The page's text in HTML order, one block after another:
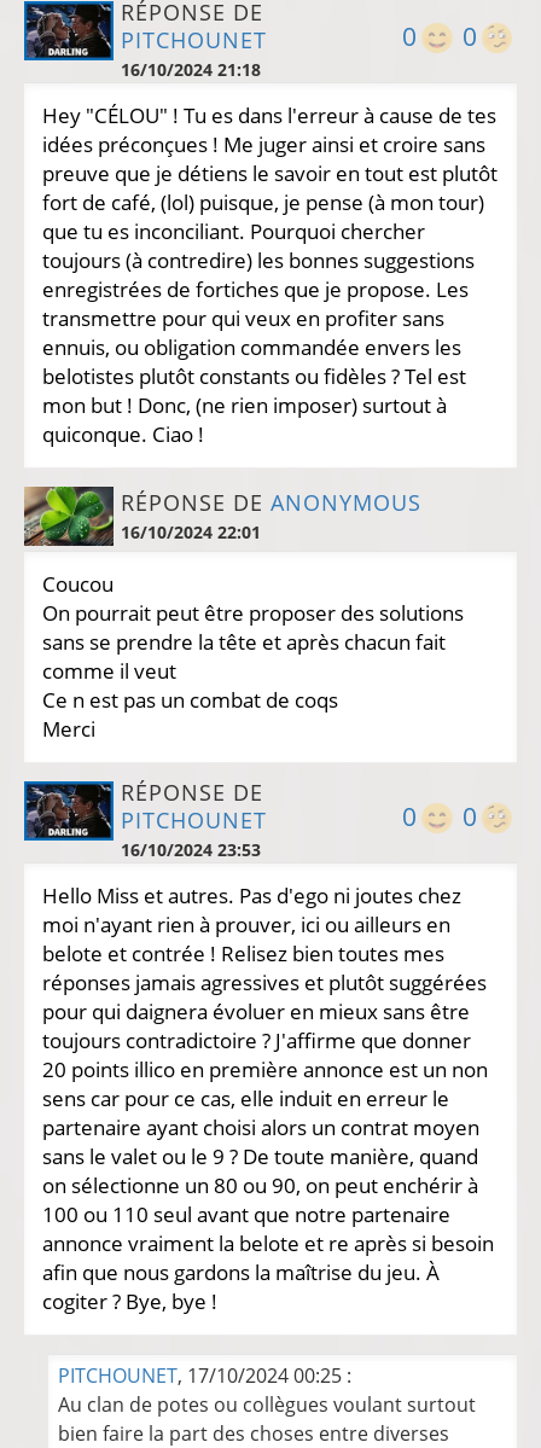
0
0
RÉPONSE DE
PITCHOUNET
16/10/2024 21:18
Hey "CÉLOU" ! Tu es dans l'erreur à cause de tes
idées préconçues ! Me juger ainsi et croire sans
preuve que je détiens le savoir en tout est plutôt
fort de café, (lol) puisque, je pense (à mon tour)
que tu es inconciliant. Pourquoi chercher
toujours (à contredire) les bonnes suggestions
enregistrées de fortiches que je propose. Les
transmettre pour qui veux en profiter sans
ennuis, ou obligation commandée envers les
belotistes plutôt constants ou fidèles ? Tel est
mon but ! Donc, (ne rien imposer) surtout à
quiconque. Ciao !
RÉPONSE DE ANONYMOUS
16/10/2024 22:01
Coucou
On pourrait peut être proposer des solutions
sans se prendre la tête et après chacun fait
comme il veut
Ce n est pas un combat de coqs
Merci
0
0
RÉPONSE DE
PITCHOUNET
16/10/2024 23:53
Hello Miss et autres. Pas d'ego ni joutes chez
moi n'ayant rien à prouver, ici ou ailleurs en
belote et contrée ! Relisez bien toutes mes
réponses jamais agressives et plutôt suggérées
pour qui daignera évoluer en mieux sans être
toujours contradictoire ? J'affirme que donner
20 points illico en première annonce est un non
sens car pour ce cas, elle induit en erreur le
partenaire ayant choisi alors un contrat moyen
sans le valet ou le 9 ? De toute manière, quand
on sélectionne un 80 ou 90, on peut enchérir à
100 ou 110 seul avant que notre partenaire
annonce vraiment la belote et re après si besoin
afin que nous gardons la maîtrise du jeu. À
cogiter ? Bye, bye !
PITCHOUNET, 17/10/2024 00:25 :
Au clan de potes ou collègues voulant surtout
bien faire la part des choses entre diverses